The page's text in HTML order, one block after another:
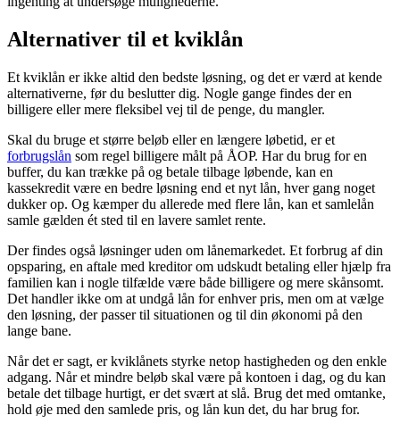
Alternativer til et kviklån
Et kviklån er ikke altid den bedste løsning, og det er værd at kende
alternativerne, før du beslutter dig. Nogle gange findes der en
billigere eller mere fleksibel vej til de penge, du mangler.
Skal du bruge et større beløb eller en længere løbetid, er et
forbrugslån som regel billigere målt på ÅOP. Har du brug for en
buffer, du kan trække på og betale tilbage løbende, kan en
kassekredit være en bedre løsning end et nyt lån, hver gang noget
dukker op. Og kæmper du allerede med flere lån, kan et samlelån
samle gælden ét sted til en lavere samlet rente.
Der findes også løsninger uden om lånemarkedet. Et forbrug af din
opsparing, en aftale med kreditor om udskudt betaling eller hjælp fra
familien kan i nogle tilfælde være både billigere og mere skånsomt.
Det handler ikke om at undgå lån for enhver pris, men om at vælge
den løsning, der passer til situationen og til din økonomi på den
lange bane.
Når det er sagt, er kviklånets styrke netop hastigheden og den enkle
adgang. Når et mindre beløb skal være på kontoen i dag, og du kan
betale det tilbage hurtigt, er det svært at slå. Brug det med omtanke,
hold øje med den samlede pris, og lån kun det, du har brug for.